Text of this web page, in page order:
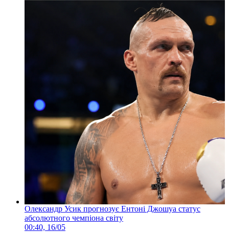
Олександр Усик прогнозує Ентоні Джошуа статус
абсолютного чемпіона світу
00:40, 16/05